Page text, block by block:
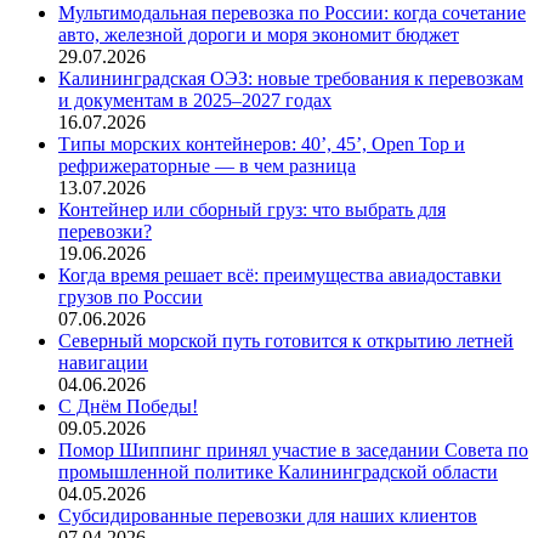
Мультимодальная перевозка по России: когда сочетание
авто, железной дороги и моря экономит бюджет
29.07.2026
Калининградская ОЭЗ: новые требования к перевозкам
и документам в 2025–2027 годах
16.07.2026
Типы морских контейнеров: 40’, 45’, Open Top и
рефрижераторные — в чем разница
13.07.2026
Контейнер или сборный груз: что выбрать для
перевозки?
19.06.2026
Когда время решает всё: преимущества авиадоставки
грузов по России
07.06.2026
Северный морской путь готовится к открытию летней
навигации
04.06.2026
С Днём Победы!
09.05.2026
Помор Шиппинг принял участие в заседании Совета по
промышленной политике Калининградской области
04.05.2026
Субсидированные перевозки для наших клиентов